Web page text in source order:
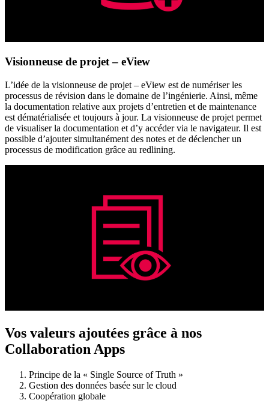
Visionneuse de projet – eView
L’idée de la visionneuse de projet – eView est de numériser les
processus de révision dans le domaine de l’ingénierie. Ainsi, même
la documentation relative aux projets d’entretien et de maintenance
est dématérialisée et toujours à jour. La visionneuse de projet permet
de visualiser la documentation et d’y accéder via le navigateur. Il est
possible d’ajouter simultanément des notes et de déclencher un
processus de modification grâce au redlining.
Vos valeurs ajoutées grâce à nos
Collaboration Apps
Principe de la « Single Source of Truth »
Gestion des données basée sur le cloud
Coopération globale